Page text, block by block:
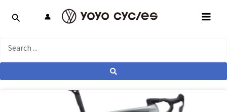
Search